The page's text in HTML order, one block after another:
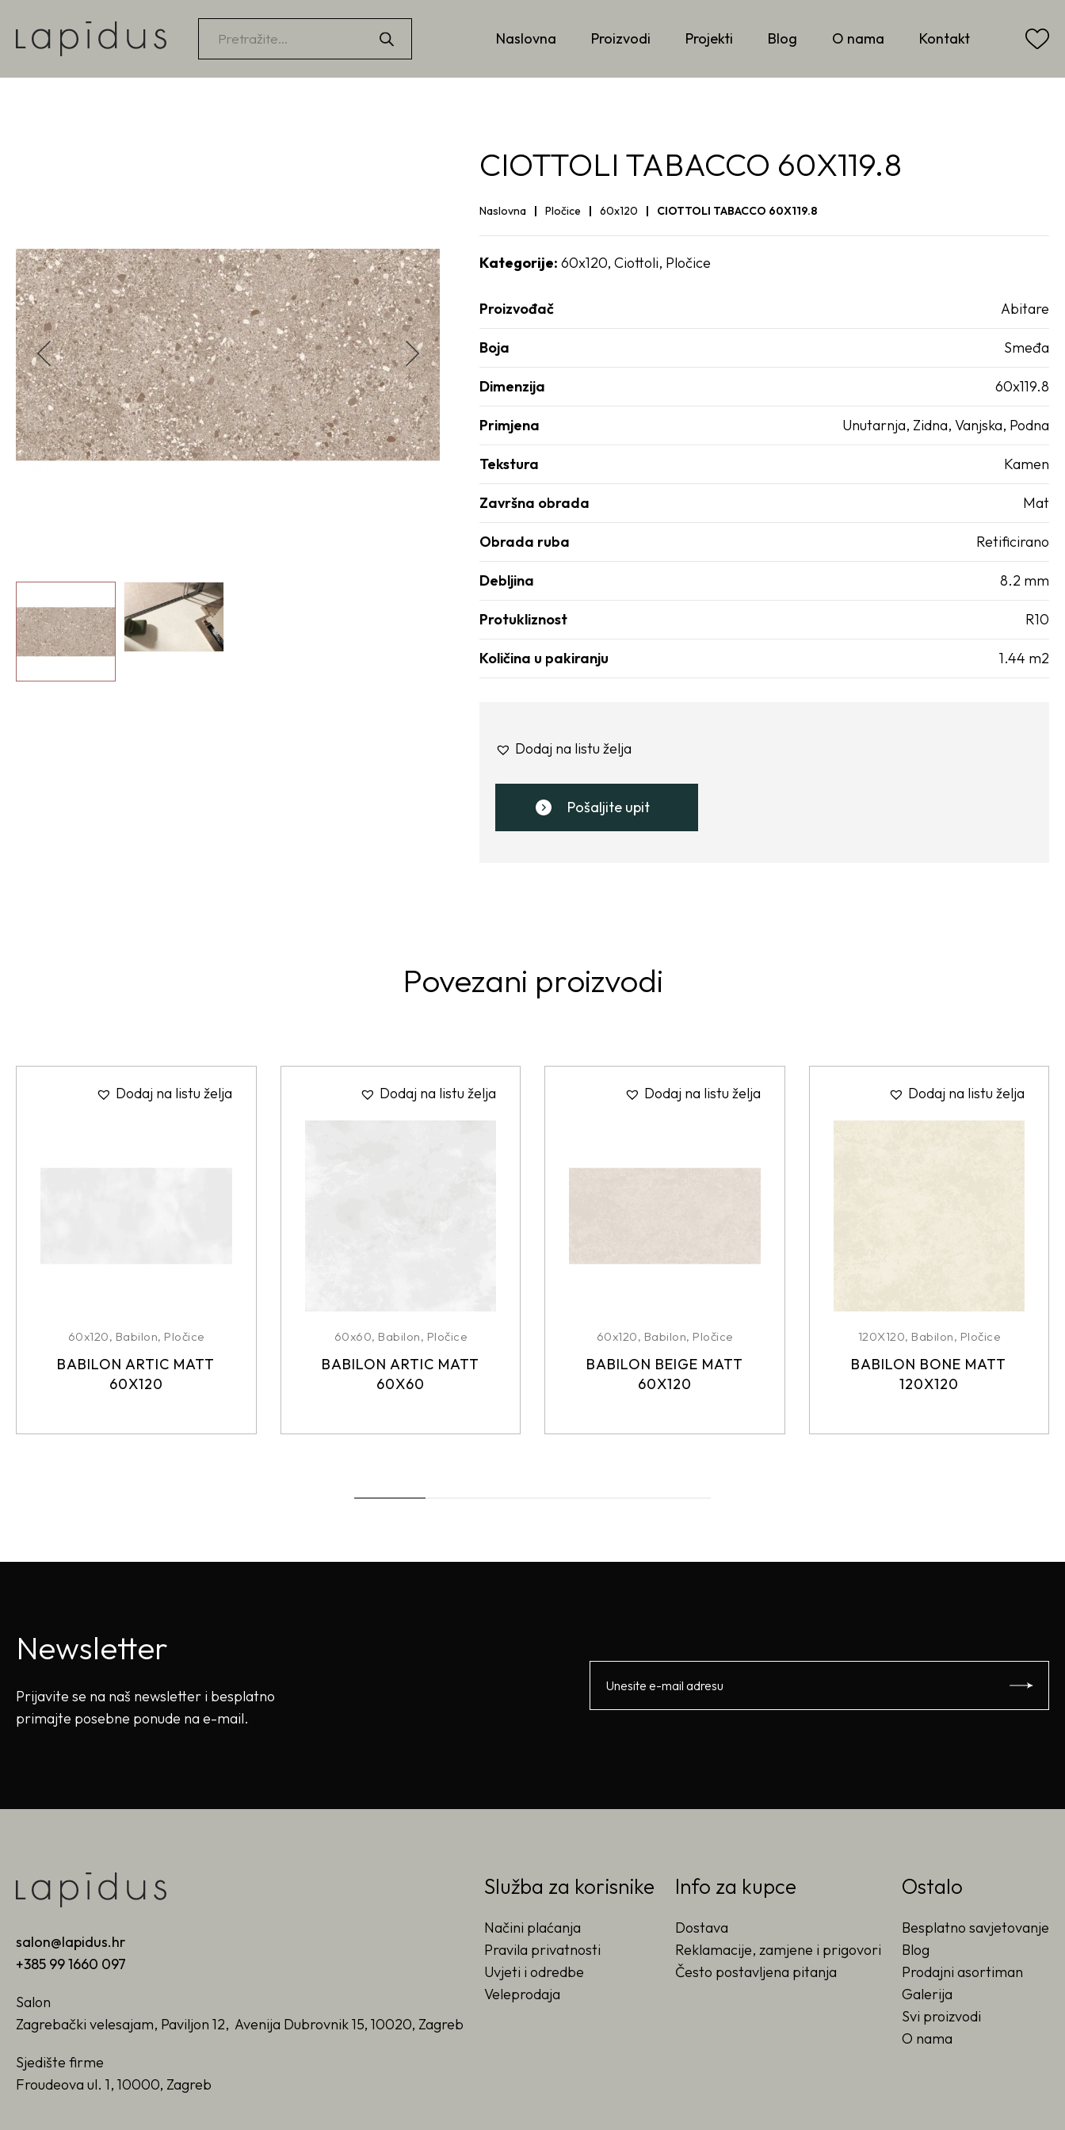
Products
search
Naslovna Proizvodi Projekti Blog O nama Kontakt
CIOTTOLI TABACCO 60X119.8
Naslovna Pločice 60x120 CIOTTOLI TABACCO 60X119.8
Kategorije: 60x120, Ciottoli, Pločice
Proizvođač Abitare
Boja Smeđa
Dimenzija 60x119.8
Primjena Unutarnja, Zidna, Vanjska, Podna
Tekstura Kamen
Završna obrada Mat
Obrada ruba Retificirano
Debljina 8.2 mm
Protukliznost R10
Količina u pakiranju 1.44 m2
Dodaj na listu želja
Pošaljite upit
Povezani proizvodi
Dodaj na listu želja
60x120, Babilon, Pločice
BABILON ARTIC MATT
60X120
Dodaj na listu želja
60x60, Babilon, Pločice
BABILON ARTIC MATT
60X60
Dodaj na listu želja
60x120, Babilon, Pločice
BABILON BEIGE MATT
60X120
Dodaj na listu želja
120X120, Babilon, Pločice
BABILON BONE MATT
120X120
Newsletter
Prijavite se na naš newsletter i besplatno
primajte posebne ponude na e-mail.
salon@lapidus.hr
+385 99 1660 097
Salon
Zagrebački velesajam, Paviljon 12, Avenija Dubrovnik 15, 10020, Zagreb
Sjedište firme
Froudeova ul. 1, 10000, Zagreb
Služba za korisnike
Načini plaćanja
Pravila privatnosti
Uvjeti i odredbe
Veleprodaja
Info za kupce
Dostava
Reklamacije, zamjene i prigovori
Često postavljena pitanja
Ostalo
Besplatno savjetovanje
Blog
Prodajni asortiman
Galerija
Svi proizvodi
O nama